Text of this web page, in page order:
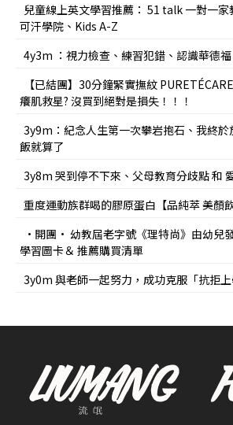
兒童線上英文學習推薦： 51 talk 一對一
可汗學院、Kids A-Z
4y3m ：視力檢查、練習犯錯、認識華德福
【已結團】30分鐘緊實撫紋
癢肌救星? 沒買到絕對是損失！！！
3y9m：紀念人生第一次攀岩抱石、我終於
飯就算了
3y8m 哭到停不下來、父母教育分歧點 和
重度運動族群喝的膠原蛋白【品純萃 美顏飲
•開團• 幼教屆老字號《理特尚》由幼兒
學習圖卡＆ 推薦購買清單
3y0m 與老師一起努力，成功克服「抗拒上